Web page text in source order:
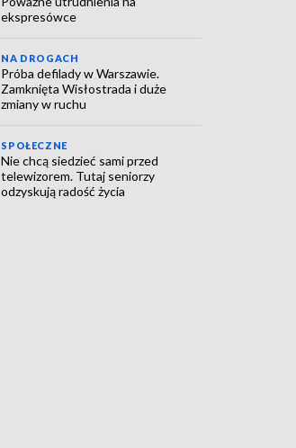
ekspresówce
NA DROGACH
Próba defilady w Warszawie.
Zamknięta Wisłostrada i duże
zmiany w ruchu
SPOŁECZNE
Nie chcą siedzieć sami przed
telewizorem. Tutaj seniorzy
odzyskują radość życia